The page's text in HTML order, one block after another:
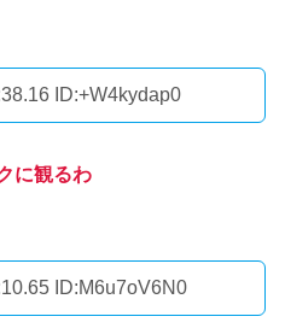
ID:+W4kydap0
に観るわ
ID:M6u7oV6N0